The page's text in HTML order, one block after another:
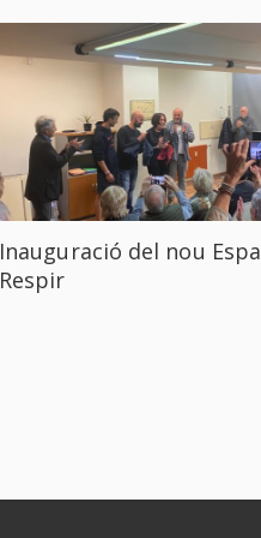
Inauguració del nou
Respir